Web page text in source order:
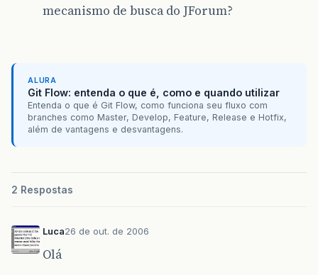
mecanismo de busca do JForum?
ALURA
Git Flow: entenda o que é, como e quando utilizar
Entenda o que é Git Flow, como funciona seu fluxo com
branches como Master, Develop, Feature, Release e Hotfix,
além de vantagens e desvantagens.
2 Respostas
Luca26 de out. de 2006
Olá